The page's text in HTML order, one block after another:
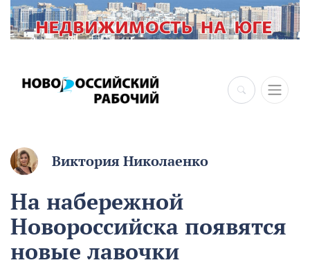
×
Виктория Николаенко
На набережной
Новороссийска появятся
новые лавочки